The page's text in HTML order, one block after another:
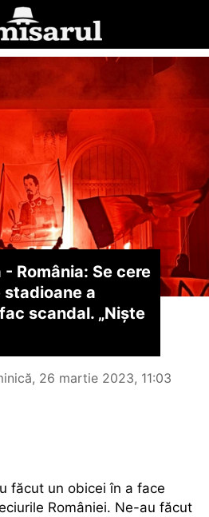
România: Se cere
a
scandal. „Niște
26 martie 2023, 11:03
făcut un obicei în a face
României. Ne-au făcut